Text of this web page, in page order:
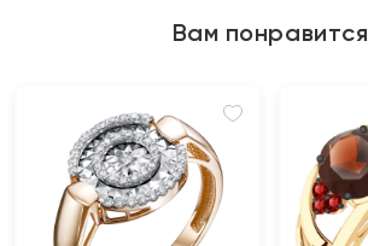
Вам понравится